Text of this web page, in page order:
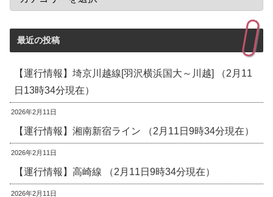
最近の投稿
【運行情報】埼京川越線[羽沢横浜国大～川越] （2月11
日13時34分現在）
2026年2月11日
【運行情報】湘南新宿ライン （2月11日9時34分現在）
2026年2月11日
【運行情報】高崎線 （2月11日9時34分現在）
2026年2月11日